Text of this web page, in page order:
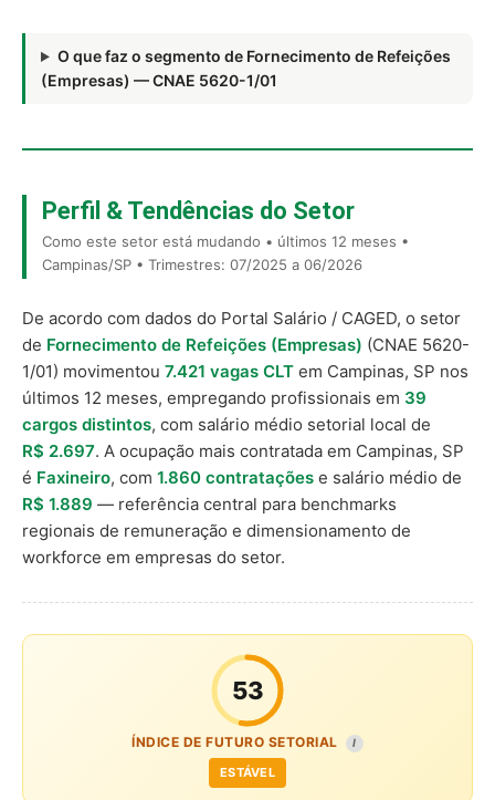
O que faz o segmento de Fornecimento de Refeições
(Empresas) — CNAE 5620-1/01
Perfil & Tendências do Setor
Como este setor está mudando • últimos 12 meses •
Campinas/SP • Trimestres: 07/2025 a 06/2026
De acordo com dados do Portal Salário / CAGED, o setor
de Fornecimento de Refeições (Empresas) (CNAE 5620-
1/01) movimentou 7.421 vagas CLT em Campinas, SP nos
últimos 12 meses, empregando profissionais em 39
cargos distintos, com salário médio setorial local de
R$ 2.697. A ocupação mais contratada em Campinas, SP
é Faxineiro, com 1.860 contratações e salário médio de
R$ 1.889 — referência central para benchmarks
regionais de remuneração e dimensionamento de
workforce em empresas do setor.
53
ÍNDICE DE FUTURO SETORIAL I
ESTÁVEL